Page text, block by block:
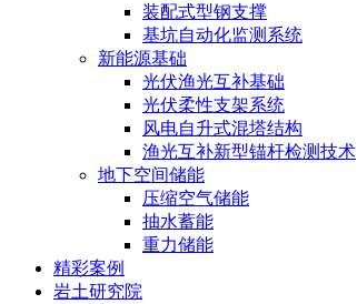
装配式型钢支撑
基坑自动化监测系统
新能源基础
光伏渔光互补基础
光伏柔性支架系统
风电自升式混塔结构
渔光互补新型锚杆检测技术
地下空间储能
压缩空气储能
抽水蓄能
重力储能
精彩案例
岩土研究院